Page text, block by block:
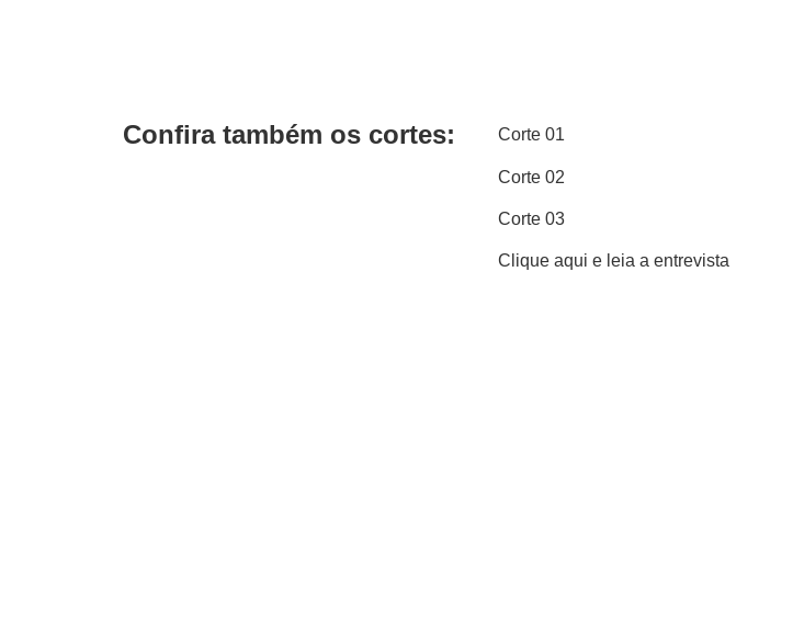
Confira também os cortes: Corte 01
Corte 02
Corte 03
Clique aqui e leia a entrevista